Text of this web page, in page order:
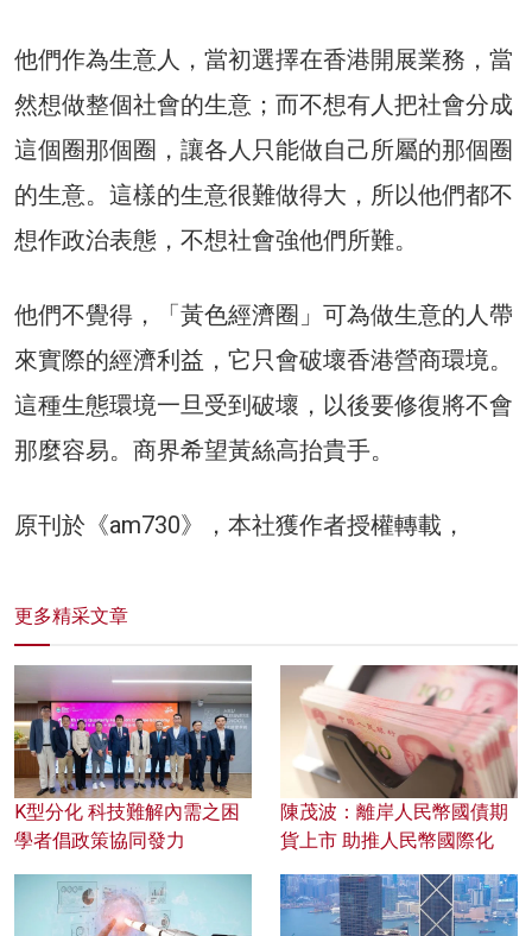
他們作為生意人，當初選擇在香港開展業務，當
然想做整個社會的生意；而不想有人把社會分成
這個圈那個圈，讓各人只能做自己所屬的那個圈
的生意。這樣的生意很難做得大，所以他們都不
想作政治表態，不想社會強他們所難。
他們不覺得，「黃色經濟圈」可為做生意的人帶
來實際的經濟利益，它只會破壞香港營商環境。
這種生態環境一旦受到破壞，以後要修復將不會
那麼容易。商界希望黃絲高抬貴手。
原刊於《am730》，本社獲作者授權轉載，
更多精采文章
K型分化 科技難解內需之困
學者倡政策協同發力
陳茂波：離岸人民幣國債期
貨上市 助推人民幣國際化